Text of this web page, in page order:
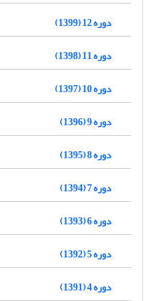
دوره 12 (1399)
دوره 11 (1398)
دوره 10 (1397)
دوره 9 (1396)
دوره 8 (1395)
دوره 7 (1394)
دوره 6 (1393)
دوره 5 (1392)
دوره 4 (1391)